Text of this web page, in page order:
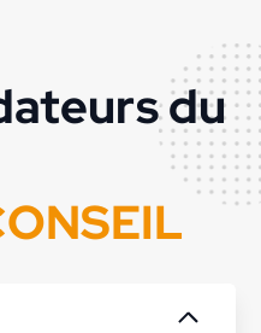
du
ONSEIL